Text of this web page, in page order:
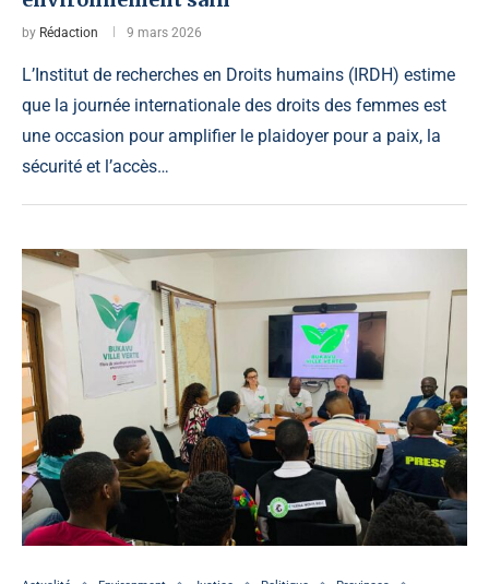
by Rédaction 9 mars 2026
L’Institut de recherches en Droits humains (IRDH) estime
que la journée internationale des droits des femmes est
une occasion pour amplifier le plaidoyer pour a paix, la
sécurité et l’accès…